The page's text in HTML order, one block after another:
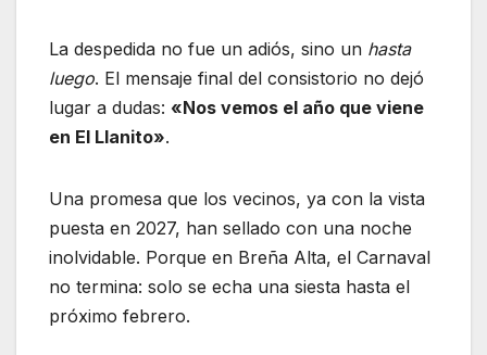
La despedida no fue un adiós, sino un hasta
luego. El mensaje final del consistorio no dejó
lugar a dudas: «Nos vemos el año que viene
en El Llanito».
Una promesa que los vecinos, ya con la vista
puesta en 2027, han sellado con una noche
inolvidable. Porque en Breña Alta, el Carnaval
no termina: solo se echa una siesta hasta el
próximo febrero.